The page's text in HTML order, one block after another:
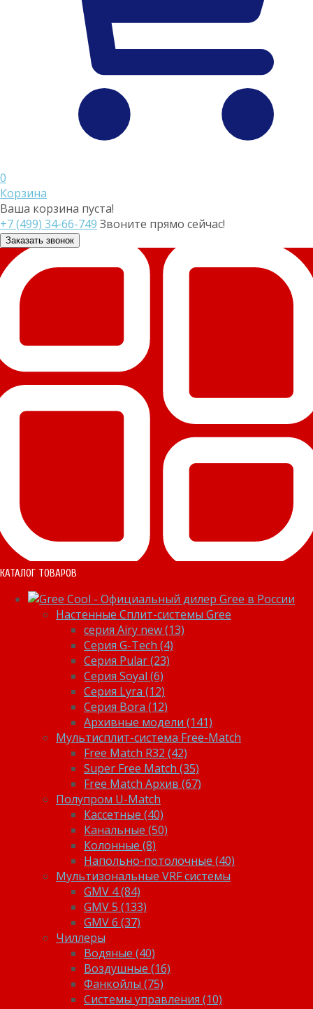
0
Корзина
Ваша корзина пуста!
+7 (499) 34-66-749 Звоните прямо сейчас!
Заказать звонок
КАТАЛОГ ТОВАРОВ
Настенные Сплит-системы Gree
серия Airy new (13)
Серия G-Tech (4)
Серия Pular (23)
Cерия Soyal (6)
Серия Lyra (12)
Серия Bora (12)
Архивные модели (141)
Мультисплит-система Free-Match
Free Match R32 (42)
Super Free Match (35)
Free Match Архив (67)
Полупром U-Match
Кассетные (40)
Канальные (50)
Колонные (8)
Напольно-потолочные (40)
Мультизональные VRF системы
GMV 4 (84)
GMV 5 (133)
GMV 6 (37)
Чиллеры
Водяные (40)
Воздушные (16)
Фанкойлы (75)
Системы управления (10)